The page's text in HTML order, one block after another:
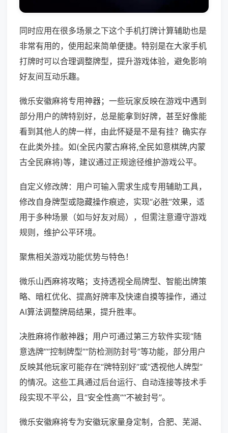
同时应用在很多场景之下这个手机打牌计算辅助也是
非常有用的，使用起来简单便捷。特别是在大家手机
打牌时可以合理调整牌型，提升游戏体验，避免影响
好友间互动乐趣。
微乐安徽麻将专用神器；一些玩家反映在游戏中遇到
部分用户的牌特别好，总是能拿到好牌，甚至好像能
看到其他人的牌一样，由此怀疑是不是有挂？确实存
在此类外挂。如(全民内蒙古麻将,全民如意棋牌,内蒙
古全民麻将)等，建议通过正规途径维护游戏公平。
自定义修改牌：用户可输入需求生成专用辅助工具，
修改自身牌型或隐藏操作痕迹，实现“必胜”效果，适
用于多种场景（如与好友对局），但需注意遵守游戏
规则，维护公平环境。
聚焦相关游戏功能优势与特色！
微乐山西麻将攻略；支持透视全局牌型、智能出牌策
略、暗杠优化、提高好牌率及快速自摸等操作，通过
AI算法调整牌局结果，提升胜率。
决胜麻将作敝神器；用户可通过第三方软件实现“随
意选牌”“控制牌型”“防检测防封号”等功能，部分用户
反映其他玩家可能存在“牌特别好”或“透视他人牌型”
的情况。这些工具通过后台运行、自动连接等技术手
段实现不平公，且“安全性高”“不被封号”。
微乐安徽麻将专为安徽玩家量身定制，合肥、芜湖、